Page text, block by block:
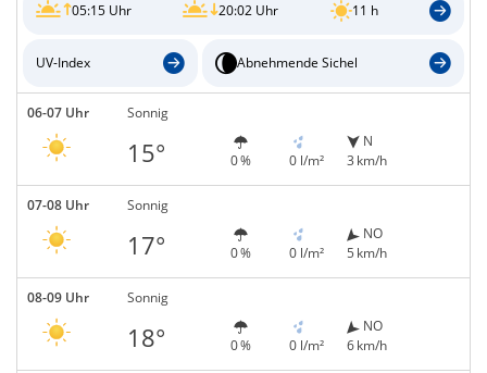
05:15 Uhr 20:02 Uhr 11 h
UV-Index Abnehmende Sichel
06-07 Uhr Sonnig
15° 0 % 0 l/m²
N
3 km/h
07-08 Uhr Sonnig
17° 0 % 0 l/m²
NO
5 km/h
08-09 Uhr Sonnig
18° 0 % 0 l/m²
NO
6 km/h